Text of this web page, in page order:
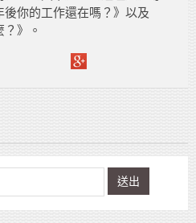
你的工作還在嗎？》以及
？》。
送出